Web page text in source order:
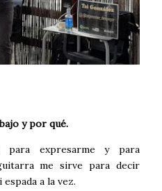
y por qué.
expresarme y para
me sirve para decir
a la vez.